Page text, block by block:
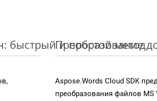
быстрый и простой метод
Преобразование
Aspose.Words Cloud SDK
преобразования файлов